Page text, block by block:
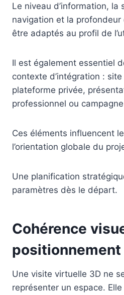
Le niveau d’information, la
navigation et la
être adaptés au profil de
Il est également essentiel
contexte d’intégration :
plateforme privée,
professionnel ou
Ces éléments influencent
l’orientation globale du
Une planification
paramètres dès le départ.
Cohérence
positionnement
Une visite virtuelle 3D ne
représenter un espace.